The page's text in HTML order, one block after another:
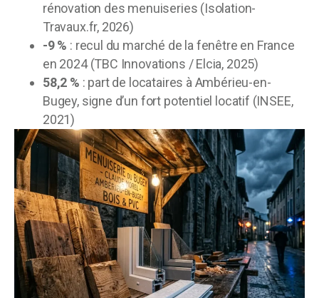
rénovation des menuiseries (Isolation-
Travaux.fr, 2026)
-9 % : recul du marché de la fenêtre en France
en 2024 (TBC Innovations / Elcia, 2025)
58,2 % : part de locataires à Ambérieu-en-
Bugey, signe d’un fort potentiel locatif (INSEE,
2021)